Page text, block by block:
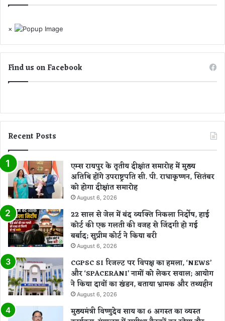
ल
ह
×
Find us on Facebook
Recent Posts
एम्स रायपुर के तृतीय दीक्षांत समारोह में मुख्य
अतिथि होंगे उपराष्ट्रपति सी. पी. राधाकृष्णन, सितंबर
को होगा दीक्षांत समारोह
August 6, 2026
22 साल से जेल में बंद व्यक्ति निकला निर्दोष, हाई
कोर्ट की एक गलती की वजह से जिंदगी हो गई
बर्बाद; सुप्रीम कोर्ट ने किया बरी
August 6, 2026
CGPSC SI रिजल्ट पर विपक्ष का हमला, ‘NEWS’
और ‘SPACERANI’ नामों को लेकर सवाल; आयोग
ने किया दावों का खंडन, बताया भ्रामक और तथ्यहीन
August 6, 2026
मुख्यमंत्री विष्णुदेव साय का 6 अगस्त का व्यस्त